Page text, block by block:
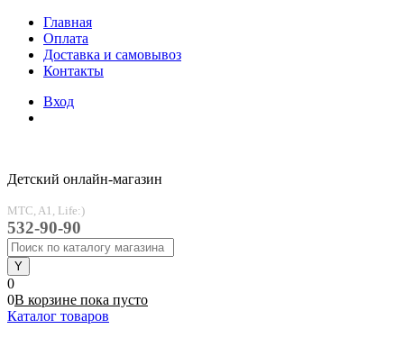
Главная
Оплата
Доставка и самовывоз
Контакты
Вход
Детский онлайн-магазин
MTC, A1, Life:)
532-90-90
0
0В корзине пока пусто
Каталог товаров